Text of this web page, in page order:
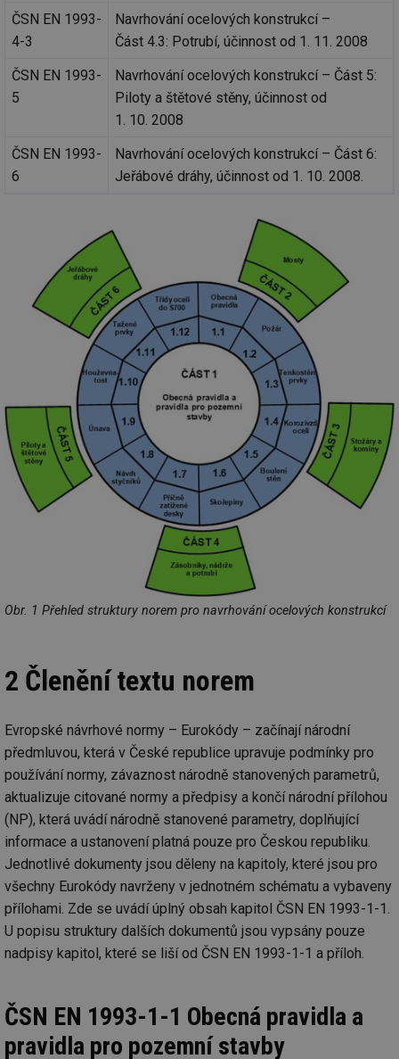
ČSN EN 1993-
4-3
Navrhování ocelových konstrukcí –
Část 4.3: Potrubí, účinnost od 1. 11. 2008
ČSN EN 1993-
5
Navrhování ocelových konstrukcí – Část 5:
Piloty a štětové stěny, účinnost od
1. 10. 2008
ČSN EN 1993-
6
Navrhování ocelových konstrukcí – Část 6:
Jeřábové dráhy, účinnost od 1. 10. 2008.
Obr. 1 Přehled struktury norem pro navrhování ocelových konstrukcí
2 Členění textu norem
Evropské návrhové normy – Eurokódy – začínají národní
předmluvou, která v České republice upravuje podmínky pro
používání normy, závaznost národně stanovených parametrů,
aktualizuje citované normy a předpisy a končí národní přílohou
(NP), která uvádí národně stanovené parametry, doplňující
informace a ustanovení platná pouze pro Českou republiku.
Jednotlivé dokumenty jsou děleny na kapitoly, které jsou pro
všechny Eurokódy navrženy v jednotném schématu a vybaveny
přílohami. Zde se uvádí úplný obsah kapitol ČSN EN 1993-1-1.
U popisu struktury dalších dokumentů jsou vypsány pouze
nadpisy kapitol, které se liší od ČSN EN 1993-1-1 a příloh.
ČSN EN 1993-1-1 Obecná pravidla a
pravidla pro pozemní stavby